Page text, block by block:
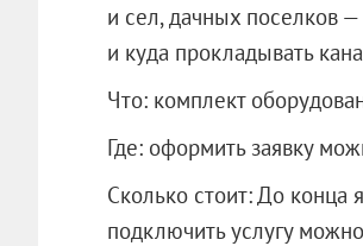
и сел, дачных поселков
и куда прокладывать
Что: комплект
Где: оформить заявку
Сколько стоит: До конца
подключить услугу